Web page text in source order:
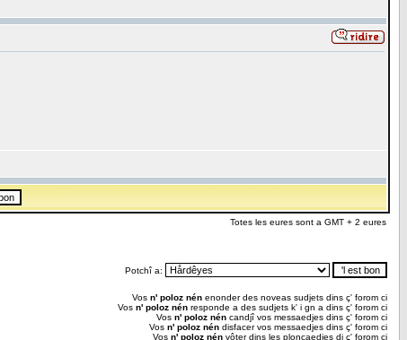
Totes les eures sont a GMT + 2 eures
Potchî a:
Vos n' poloz nén enonder des noveas sudjets dins ç' forom ci
Vos n' poloz nén responde a des sudjets k' i gn a dins ç' forom ci
Vos n' poloz nén candjî vos messaedjes dins ç' forom ci
Vos n' poloz nén disfacer vos messaedjes dins ç' forom ci
Vos n' poloz nén vôter dins les ploncaedjes di ç' forom ci